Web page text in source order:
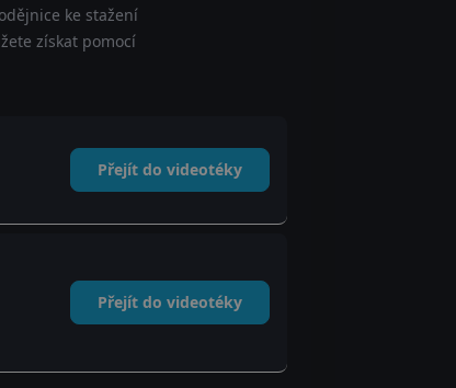
ke stažení
získat pomocí
Přejít do videotéky
Přejít do videotéky